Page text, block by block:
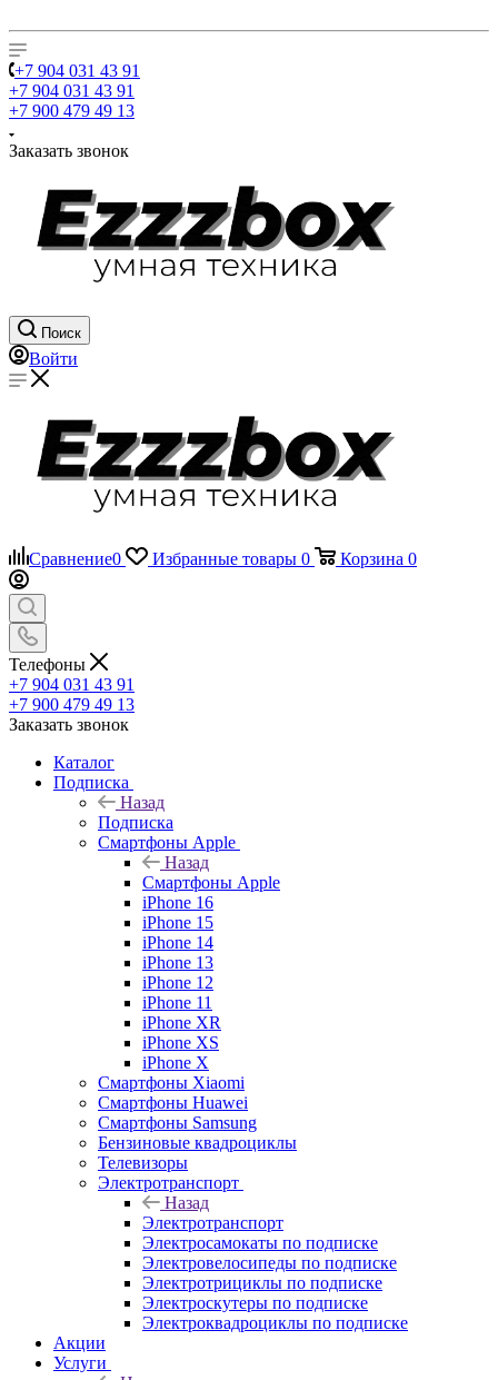
+7 904 031 43 91
+7 904 031 43 91
+7 900 479 49 13
Заказать звонок
Поиск
Войти
Сравнение0 Избранные товары 0 Корзина 0
Телефоны
+7 904 031 43 91
+7 900 479 49 13
Заказать звонок
Каталог
Подписка
Назад
Подписка
Смартфоны Apple
Назад
Смартфоны Apple
iPhone 16
iPhone 15
iPhone 14
iPhone 13
iPhone 12
iPhone 11
iPhone XR
iPhone XS
iPhone X
Смартфоны Xiaomi
Смартфоны Huawei
Смартфоны Samsung
Бензиновые квадроциклы
Телевизоры
Электротранспорт
Назад
Электротранспорт
Электросамокаты по подписке
Электровелосипеды по подписке
Электротрициклы по подписке
Электроскутеры по подписке
Электроквадроциклы по подписке
Акции
Услуги